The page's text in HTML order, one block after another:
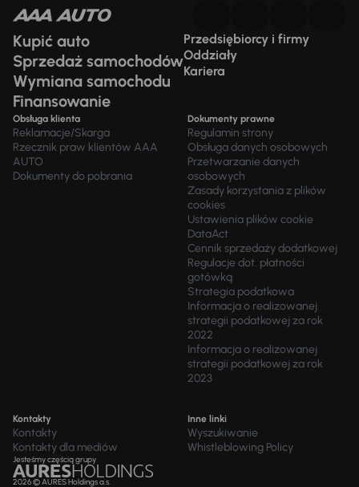
Kupić auto
Sprzedaż samochodów
Wymiana samochodu
Finansowanie
Przedsiębiorcy i firmy
Oddziały
Kariera
Obsługa klienta
Reklamacje/Skarga
Rzecznik praw klientów AAA
AUTO
Dokumenty do pobrania
Dokumenty prawne
Regulamin strony
Obsługa danych osobowych
Przetwarzanie danych
osobowych
Zasady korzystania z plików
cookies
Ustawienia plików cookie
DataAct
Cennik sprzedaży dodatkowej
Regulacje dot. płatności
gotówką
Strategia podatkowa
Informacja o realizowanej
strategii podatkowej za rok
2022
Informacja o realizowanej
strategii podatkowej za rok
2023
Kontakty
Kontakty
Kontakty dla mediów
Inne linki
Wyszukiwanie
Whistleblowing Policy
Jesteśmy częścią grupy
2026 © AURES Holdings a.s.